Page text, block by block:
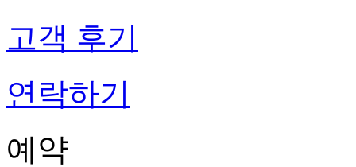
고객 후기
연락하기
예약